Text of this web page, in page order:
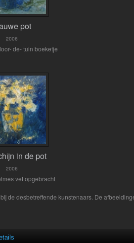
pot
2006
de- tuin boeketje
in de pot
2006
vet opgebracht
de desbetreffende kunstenaars. De